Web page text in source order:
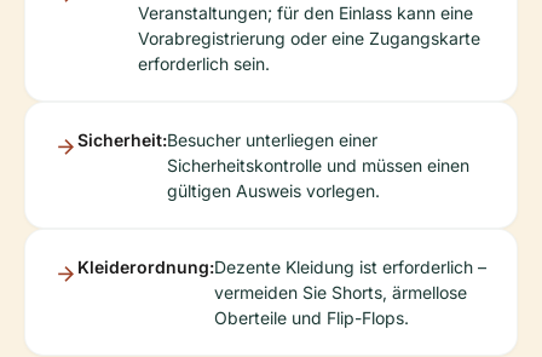
Veranstaltungen; für den Einlass kann eine
Vorabregistrierung oder eine Zugangskarte
erforderlich sein.
Sicherheit:Besucher unterliegen einer
Sicherheitskontrolle und müssen einen
gültigen Ausweis vorlegen.
Kleiderordnung:Dezente Kleidung ist erforderlich –
vermeiden Sie Shorts, ärmellose
Oberteile und Flip-Flops.